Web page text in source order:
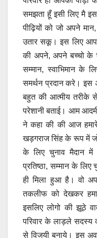
समझता हूँ इसी लिए मै
पीढ़ियों को जो अपने
उतार सकू। इस लिए
की अपने, अपने बच्चो के
सम्मान, स्वाभिमान के
समर्थन प्रदान करे। इस
बहुत की आत्मीय तरीके
परेशानी बताई। आम आदमी
ने कहा की की आज
खड़गराज सिंह के रूप में
के लिए चुनाव मैदान में
प्रतिष्ठा, सम्मान के
ही मिला हुआ है। वो
तकलीफ को देखकर
इसलिए लोगो की झूठे
परिवार के लाड़ले सदस्य
से विजयी बनाये। इस